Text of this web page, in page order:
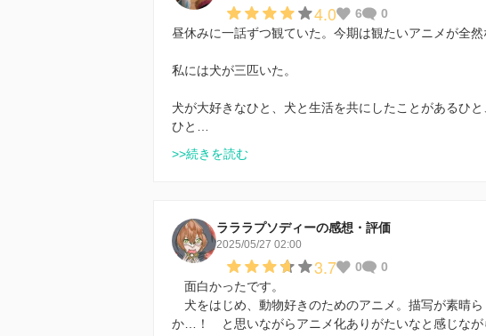
4.0 6
0
昼休みに一話ずつ観ていた。今期は観たいアニメが全然
私には犬が三匹いた。
犬が大好きなひと、犬と生活を共にしたことがあるひ
ひと…
>>続きを読む
ラララプソディーの感想・評価
2025/05/27 02:00
3.7 0
0
面白かったです。
犬をはじめ、動物好きのためのアニメ。描写が素晴
か…！ と思いながらアニメ化ありがたいなと感じなが